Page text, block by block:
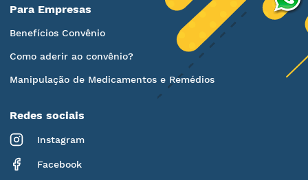
Para Empresas
Benefícios Convênio
Como aderir ao convênio?
Manipulação de Medicamentos e Remédios
Redes sociais
Instagram
Facebook